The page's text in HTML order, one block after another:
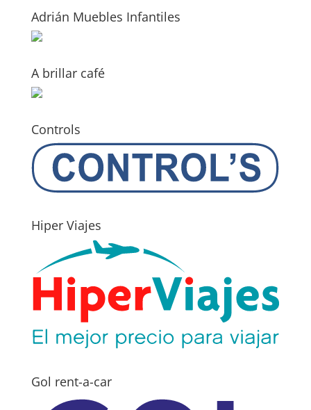
Adrián Muebles Infantiles
A brillar café
Controls
Hiper Viajes
Gol rent-a-car